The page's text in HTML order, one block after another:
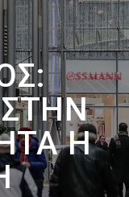
ΣΤΗΝ
Η